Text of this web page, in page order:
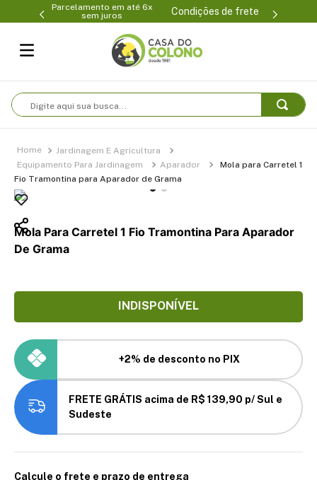
Parcelamento em até 6x
sem juros
Condições de frete
Digite aqui sua busca...
Jardinagem E Agricultura
Equipamento Para Jardinagem
Aparador
Mola para Carretel 1
Fio Tramontina para Aparador de Grama
Mola Para Carretel 1 Fio Tramontina Para Aparador
De Grama
INDISPONÍVEL
+2% de desconto no PIX
FRETE GRÁTIS acima de R$ 139,90 p/ Sul e
Sudeste
Calcule o frete e prazo de entrega